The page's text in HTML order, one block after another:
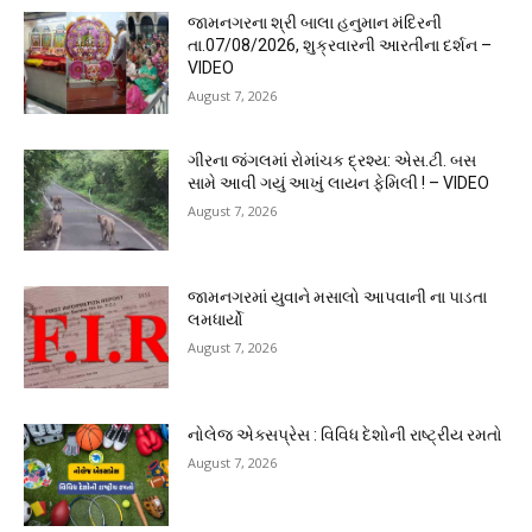
જામનગરના શ્રી બાલા હનુમાન મંદિરની
તા.07/08/2026, શુક્રવારની આરતીના દર્શન –
VIDEO
August 7, 2026
ગીરના જંગલમાં રોમાંચક દ્રશ્ય: એસ.ટી. બસ
સામે આવી ગયું આખું લાયન ફેમિલી ! – VIDEO
August 7, 2026
જામનગરમાં યુવાને મસાલો આપવાની ના પાડતા
લમધાર્યો
August 7, 2026
નોલેજ એક્સપ્રેસ : વિવિધ દેશોની રાષ્ટ્રીય રમતો
August 7, 2026